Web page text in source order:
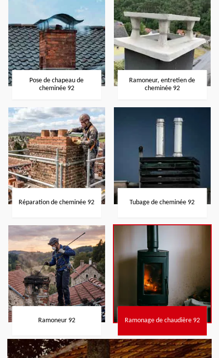
Pose de chapeau de
cheminée 92
Ramoneur, entretien de
cheminée 92
Réparation de cheminée 92 Tubage de cheminée 92
Ramoneur 92 Ramonage de chaudière 92